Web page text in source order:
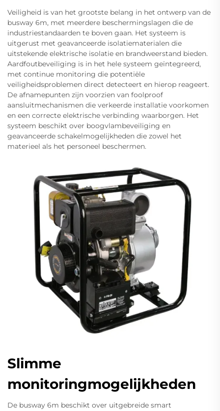
Veiligheid is van het grootste belang in het ontwerp van de
busway 6m, met meerdere beschermingslagen die de
industriestandaarden te boven gaan. Het systeem is
uitgerust met geavanceerde isolatiematerialen die
uitstekende elektrische isolatie en brandweerstand bieden.
Aardfoutbeveiliging is in het hele systeem geïntegreerd,
met continue monitoring die potentiële
veiligheidsproblemen direct detecteert en hierop reageert.
De afnamepunten zijn voorzien van foolproof
aansluitmechanismen die verkeerde installatie voorkomen
en een correcte elektrische verbinding waarborgen. Het
systeem beschikt over boogvlambeveiliging en
geavanceerde schakelmogelijkheden die zowel het
materieel als het personeel beschermen.
Slimme
monitoringmogelijkheden
De busway 6m beschikt over uitgebreide smart